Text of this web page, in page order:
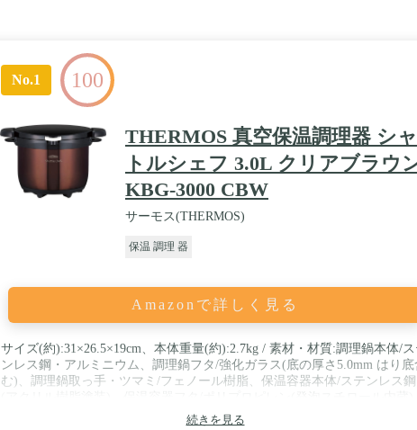
No.1 100
THERMOS 真空保温調理器 シャ
トルシェフ 3.0L クリアブラウ
KBG-3000 CBW
サーモス(THERMOS)
保温 調理 器
Amazonで詳しく見る
サイズ(約):31×26.5×19cm、本体重量(約):2.7kg / 素材・材質:調理鍋本体/
ンレス鋼・アルミニウム、調理鍋フタ/強化ガラス(底の厚さ5.0mm はり底
む)、調理鍋取っ手・ツマミ/フェノール樹脂、保温容器本体/ステンレス鋼
カタ・底/ポリプロピレン / 付属品:クッキングブック / 対応熱源:200V 電磁
続きを見る